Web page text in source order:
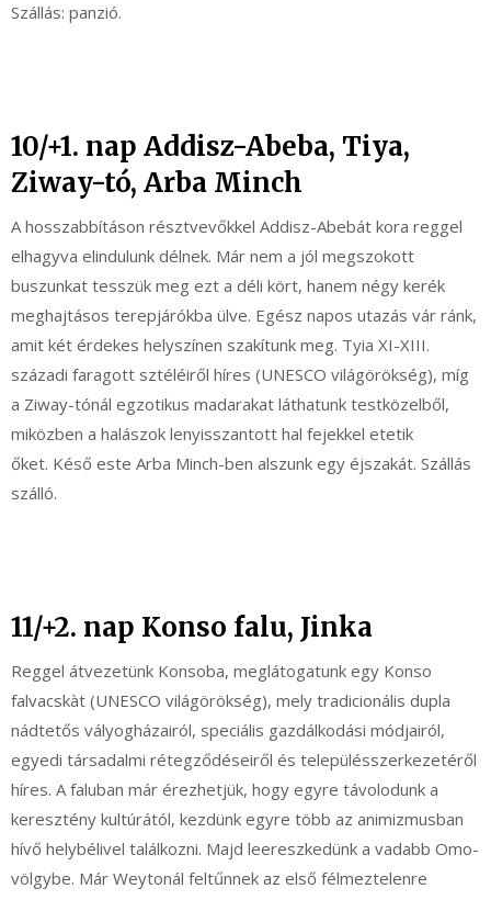
Szállás: panzió.
10/+1. nap Addisz-Abeba, Tiya,
Ziway-tó, Arba Minch
A hosszabbításon résztvevőkkel Addisz-Abebát kora reggel
elhagyva elindulunk délnek. Már nem a jól megszokott
buszunkat tesszük meg ezt a déli kört, hanem négy kerék
meghajtásos terepjárókba ülve. Egész napos utazás vár ránk,
amit két érdekes helyszínen szakítunk meg. Tyia XI-XIII.
századi faragott sztéléiről híres (UNESCO világörökség), míg
a Ziway-tónál egzotikus madarakat láthatunk testközelből,
miközben a halászok lenyisszantott hal fejekkel etetik
őket. Késő este Arba Minch-ben alszunk egy éjszakát. Szállás
szálló.
11/+2. nap Konso falu, Jinka
Reggel átvezetünk Konsoba, meglátogatunk egy Konso
falvacskàt (UNESCO világörökség), mely tradicionális dupla
nádtetős vályogházairól, speciális gazdálkodási módjairól,
egyedi társadalmi rétegződéseiről és településszerkezetéről
híres. A faluban már érezhetjük, hogy egyre távolodunk a
keresztény kultúrától, kezdünk egyre több az animizmusban
hívő helybélivel találkozni. Majd leereszkedünk a vadabb Omo-
völgybe. Már Weytonál feltűnnek az első félmeztelenre